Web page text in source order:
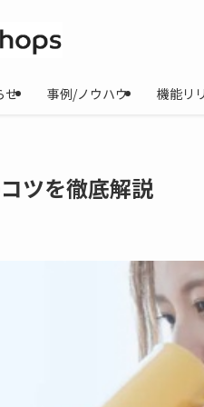
せ 事例/ノウハウ 機能リ
ツを徹底解説